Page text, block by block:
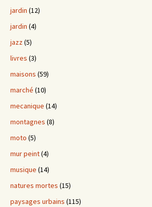
jardin (12)
jardin (4)
jazz(5)
livres (3)
maisons (59)
marché (10)
mecanique (14)
montagnes (8)
moto (5)
mur peint(4)
musique (14)
natures mortes (15)
paysages urbains (115)